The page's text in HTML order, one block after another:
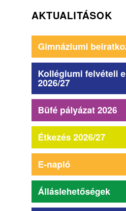
AKTUALITÁSOK
Gimnáziumi
Kollégiumi felvételi
2026/27
Büfé pályázat 2026
Étkezés 2026/27
E-napló
Álláslehetőségek